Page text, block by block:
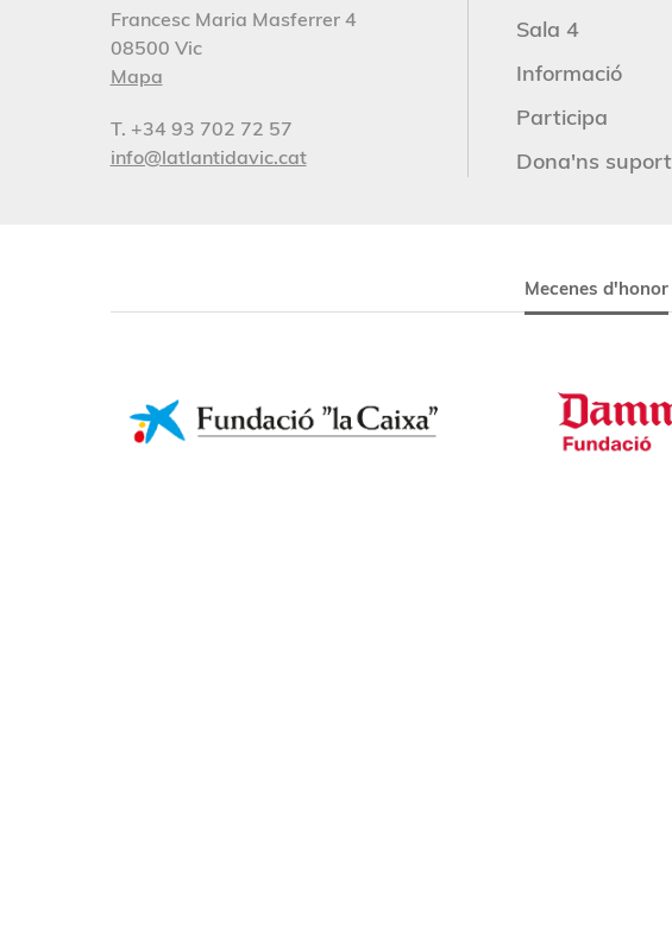
Francesc Maria Masferrer 4
08500 Vic
Mapa
T. +34 93 702 72 57
info@latlantidavic.cat
Sala 4
Informació
Participa
Dona'ns suport
Mecenes d'honor